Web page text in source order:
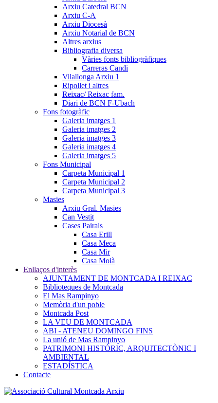
Arxiu Catedral BCN
Arxiu C-A
Arxiu Diocesà
Arxiu Notarial de BCN
Altres arxius
Bibliografia diversa
Vàries fonts bibliogràfiques
Carreras Candi
Vilallonga Arxiu 1
Ripollet i altres
Reixac/ Reixac fam.
Diari de BCN F-Ubach
Fons fotogràfic
Galeria imatges 1
Galeria imatges 2
Galeria imatges 3
Galeria imatges 4
Galeria imatges 5
Fons Municipal
Carpeta Municipal 1
Carpeta Municipal 2
Carpeta Municipal 3
Masies
Arxiu Gral. Masies
Can Vestit
Cases Pairals
Casa Erill
Casa Meca
Casa Mir
Casa Moià
Enllaços d'interès
AJUNTAMENT DE MONTCADA I REIXAC
Biblioteques de Montcada
El Mas Rampinyo
Memòria d'un poble
Montcada Post
LA VEU DE MONTCADA
ABI - ATENEU DOMINGO FINS
La unió de Mas Rampinyo
PATRIMONI HISTÒRIC, ARQUITECTÒNIC I
AMBIENTAL
ESTADÍSTICA
Contacte